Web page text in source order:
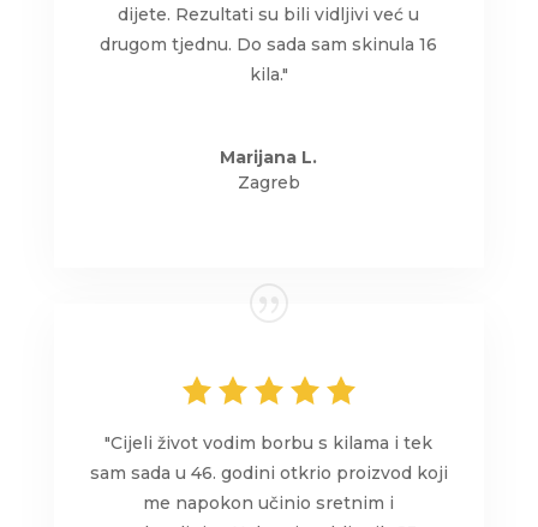
dijete. Rezultati su bili vidljivi već u
drugom tjednu. Do sada sam skinula 16
kila."
Marijana L.
Zagreb
"Cijeli život vodim borbu s kilama i tek
sam sada u 46. godini otkrio proizvod koji
me napokon učinio sretnim i